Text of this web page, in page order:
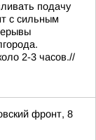
подачу
с сильным
2-3 часов.//
фронт, 8